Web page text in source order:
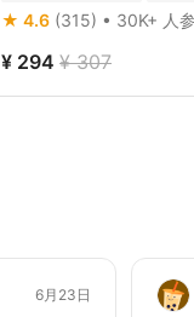
★ 4.6 (315) • 30K+ 人
¥ 294 ¥ 307
6月23日